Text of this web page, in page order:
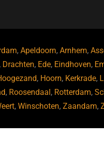
, Apeldoorn, Arnhem,
Drachten, Ede, Eindhoven,
, Hoorn, Kerkrade,
, Roosendaal, Rotterdam,
, Winschoten, Zaandam,